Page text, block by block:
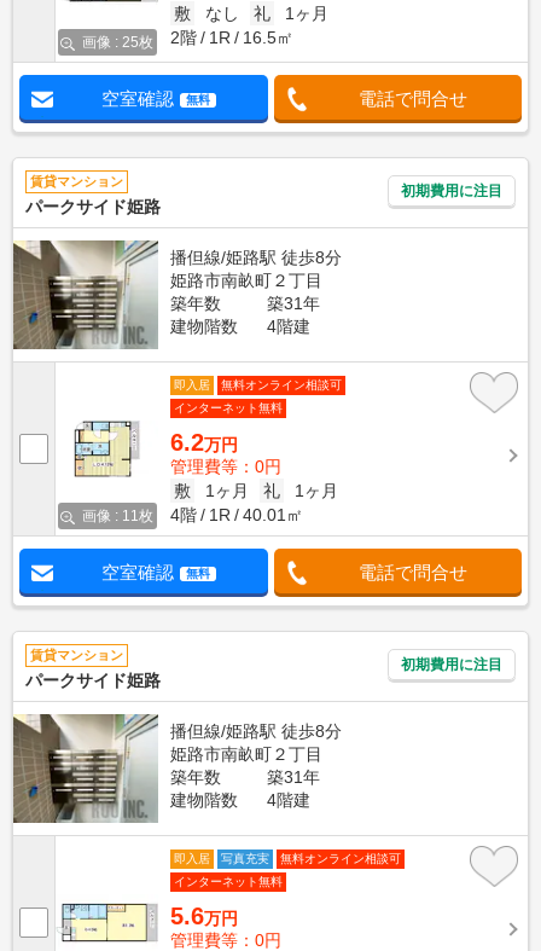
画像 : 25枚
敷
なし 礼
1ヶ月
2階
1R 16.5㎡
空室確認 無料 電話で問合せ
賃貸マンション
パークサイド姫路
初期費用に注目
播但線/姫路駅 徒歩8分
姫路市南畝町２丁目
築年数
築31年
建物階数
4階建
画像 : 11枚
即入居
無料オンライン相談可
インターネット無料
6.2万円
管理費等：0円
敷
1ヶ月 礼
1ヶ月
4階
1R 40.01㎡
空室確認 無料 電話で問合せ
賃貸マンション
パークサイド姫路
初期費用に注目
播但線/姫路駅 徒歩8分
姫路市南畝町２丁目
築年数
築31年
建物階数
4階建
即入居 写真充実
無料オンライン相談可
インターネット無料
5.6万円
管理費等：0円